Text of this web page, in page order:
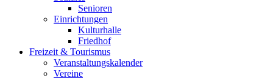
Senioren
Einrichtungen
Kulturhalle
Friedhof
Freizeit & Tourismus
Veranstaltungskalender
Vereine